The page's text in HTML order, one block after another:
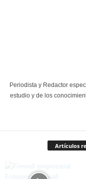
Periodista y Redactor
estudio y de los
Artículos